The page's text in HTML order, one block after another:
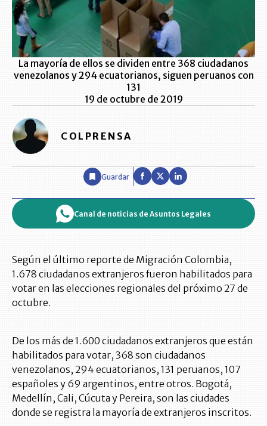
La mayoría de ellos se dividen entre 368 ciudadanos
venezolanos y 294 ecuatorianos, siguen peruanos con
131
19 de octubre de 2019
COLPRENSA
Guardar
Canal de noticias de Asuntos Legales
Según el último reporte de Migración Colombia,
1.678 ciudadanos extranjeros fueron habilitados para
votar en las elecciones regionales del próximo 27 de
octubre.
De los más de 1.600 ciudadanos extranjeros que están
habilitados para votar, 368 son ciudadanos
venezolanos, 294 ecuatorianos, 131 peruanos, 107
españoles y 69 argentinos, entre otros. Bogotá,
Medellín, Cali, Cúcuta y Pereira, son las ciudades
donde se registra la mayoría de extranjeros inscritos.